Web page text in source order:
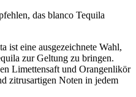
das blanco Tequila
ist eine ausgezeichnete Wahl,
zur Geltung zu bringen.
Limettensaft und Orangenlikör
zitrusartigen Noten in jedem